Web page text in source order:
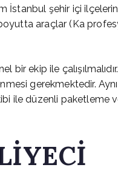
şehir içi
araçlar (Ka
bir ekip ile
gerekmektedir.
ile düzenli paketleme